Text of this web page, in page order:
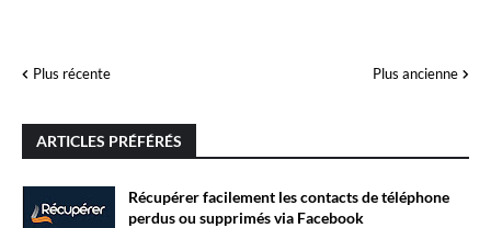
Plus récente Plus ancienne
ARTICLES PRÉFÉRÉS
Récupérer facilement les contacts de téléphone
perdus ou supprimés via Facebook